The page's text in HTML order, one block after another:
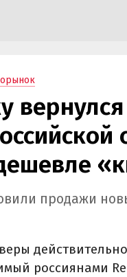
продажи
россиянами